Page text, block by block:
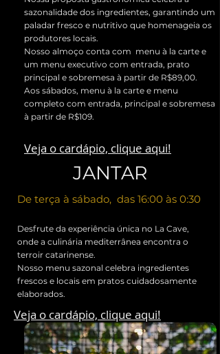
sazonalidade dos ingredientes, garantindo um
paladar fresco e nutritivo que homenageia os
produtores locais.
Nosso almoço conta com menu à la carte e
um menu executivo com entrada, prato
principal e sobremesa à partir de R$89,00.
Aos sábados, menu à la carte e menu
completo com entrada, principal e sobremesa
à partir de R$109.
Veja o cardápio, clique aqui!
JANTAR
De terça à sábado, das 16:00 às 0:30
Desfrute da experiência única no La Cave,
onde a culinária mediterrânea encontra o
terroir catarinense.
Nosso menu sazonal celebra ingredientes
frescos e locais em pratos cuidadosamente
elaborados.
Veja o cardápio, clique aqui!